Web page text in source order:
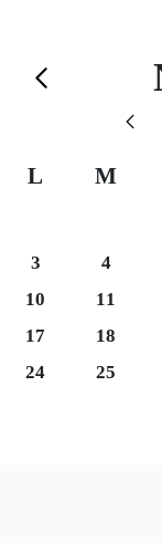
L M
Lunes 3
3 Martes
4
10
Martes
11
17
Martes
18
24
Martes
25